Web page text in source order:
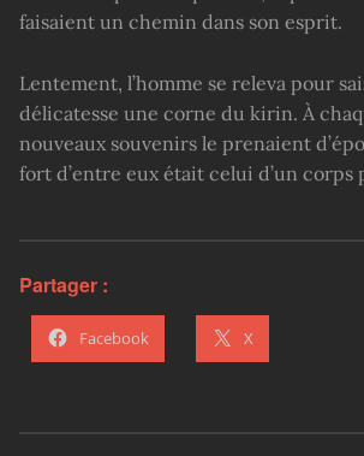
faisaient un chemin dans son esprit.
Lentement, l’homme se releva pour
délicatesse une corne du kirin. À
nouveaux souvenirs le prenaient
fort d’entre eux était celui d’un corps
Partager :
Facebook X